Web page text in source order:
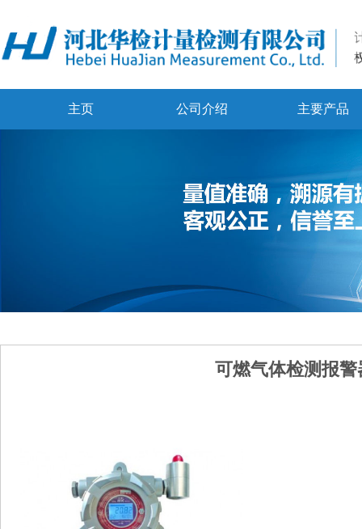
主页 公司介绍 主要产品
可燃气体检测报